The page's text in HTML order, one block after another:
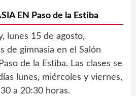
EN Paso de la Estiba
lunes 15 de agosto,
de gimnasia en el Salón
de la Estiba. Las clases se
lunes, miércoles y viernes,
a 20:30 horas.